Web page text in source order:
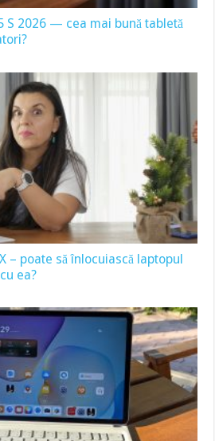
S 2026 — cea mai bună tabletă
– poate să înlocuiască laptopul
ea?